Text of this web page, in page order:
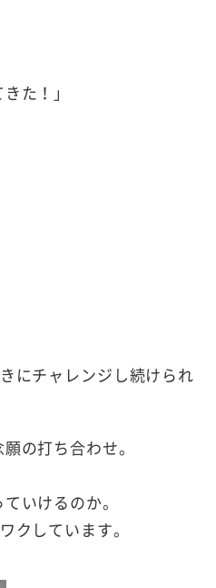
た！」
にチャレンジし続けられ
の打ち合わせ。
いけるのか。
クしています。